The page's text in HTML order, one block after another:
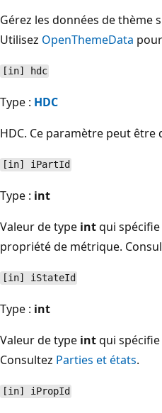
Gérez les données de thème
Utilisez OpenThemeData
[in] hdc
Type : HDC
HDC. Ce paramètre peut être
[in] iPartId
Type : int
Valeur de type intqui
propriété de métrique.
[in] iStateId
Type : int
Valeur de type intqui spécifie
Consultez Parties et états.
[in] iPropId